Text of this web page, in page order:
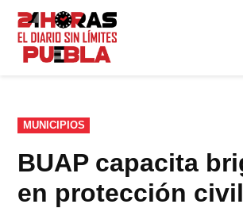
Saltar
contenido
PUBLICADO
EN
MUNICIPIOS
BUAP capacita
en protección civil